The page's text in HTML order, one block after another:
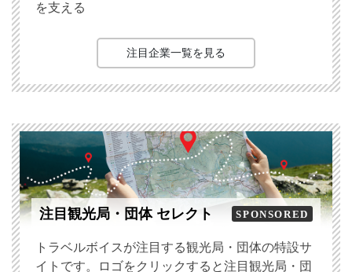
を支える
注目企業一覧を見る
注目観光局・団体 セレクト SPONSORED
トラベルボイスが注目する観光局・団体の特設サ
イトです。ロゴをクリックすると注目観光局・団